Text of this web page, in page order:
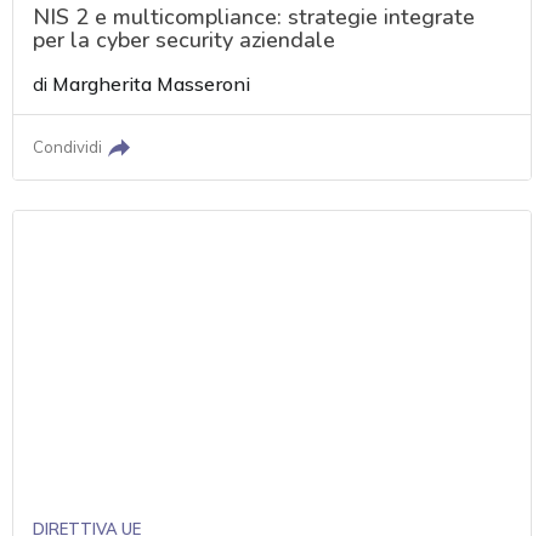
NIS 2 e multicompliance: strategie integrate
per la cyber security aziendale
di Margherita Masseroni
Condividi
DIRETTIVA UE